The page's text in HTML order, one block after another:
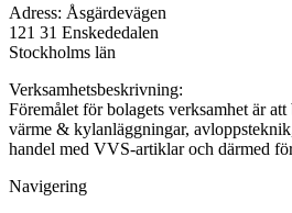
Adress: Åsgärdevägen
121 31 Enskededalen
Stockholms län
Verksamhetsbeskrivning:
Föremålet för bolagets verksamhet är
värme & kylanläggningar,
handel med VVS-artiklar och därmed
Navigering